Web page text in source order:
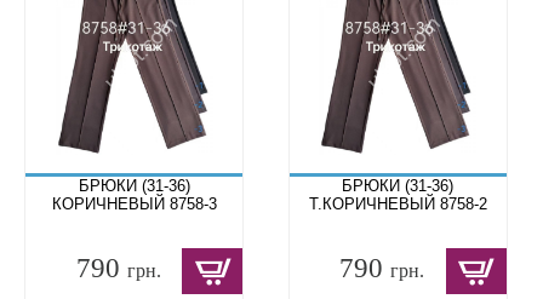
БРЮКИ (31-36)
КОРИЧНЕВЫЙ 8758-3
790 грн.
БРЮКИ (31-36)
Т.КОРИЧНЕВЫЙ 8758-2
790грн.